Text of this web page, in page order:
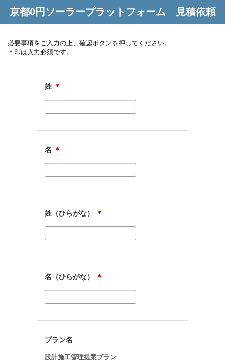
京都0円ソーラープラットフォーム 見積依頼
必要事項をご入力の上、確認ボタンを押してください。
＊印は入力必須です。
姓 ＊
名 ＊
姓（ひらがな） ＊
名（ひらがな） ＊
プラン名
設計施工管理提案プラン